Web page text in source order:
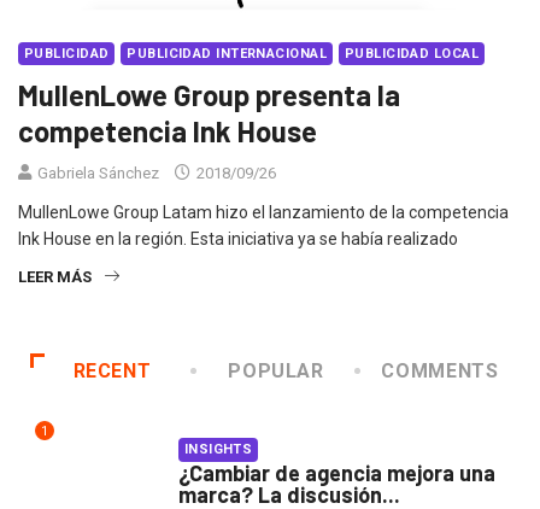
PUBLICIDAD PUBLICIDAD INTERNACIONAL PUBLICIDAD LOCAL
MullenLowe Group presenta la
competencia Ink House
Gabriela Sánchez 2018/09/26
MullenLowe Group Latam hizo el lanzamiento de la competencia
Ink House en la región. Esta iniciativa ya se había realizado
LEER MÁS
RECENT POPULAR COMMENTS
1
INSIGHTS
¿Cambiar de agencia mejora una
marca? La discusión...